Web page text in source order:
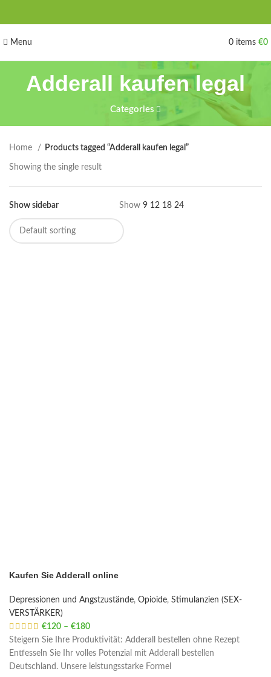
Menu 0 items €0
Adderall kaufen legal
Categories
Home Products tagged “Adderall kaufen legal”
Showing the single result
Show sidebar Show 9 12 18 24
Kaufen Sie Adderall online
Depressionen und Angstzustände, Opioide, Stimulanzien (SEX-
VERSTÄRKER)
€120 – €180
Steigern Sie Ihre Produktivität: Adderall bestellen ohne Rezept
Entfesseln Sie Ihr volles Potenzial mit Adderall bestellen
Deutschland. Unsere leistungsstarke Formel